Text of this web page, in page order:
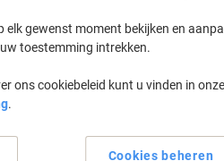
elk gewenst moment bekijken en
toestemming intrekken.
ons cookiebeleid kunt u vinden in onze
.
Cookies beheren